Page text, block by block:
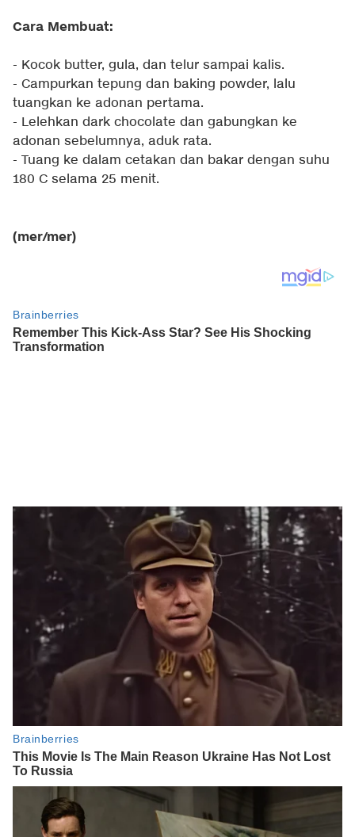
Cara Membuat:
- Kocok butter, gula, dan telur sampai kalis.
- Campurkan tepung dan baking powder, lalu
tuangkan ke adonan pertama.
- Lelehkan dark chocolate dan gabungkan ke
adonan sebelumnya, aduk rata.
- Tuang ke dalam cetakan dan bakar dengan suhu
180 C selama 25 menit.
(mer/mer)